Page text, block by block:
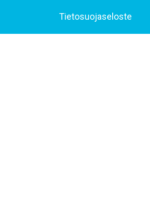
Tietosuojaseloste